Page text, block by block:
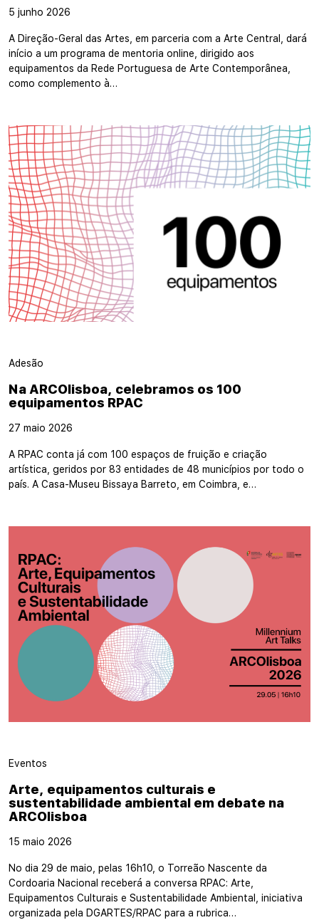
5 junho 2026
A Direção-Geral das Artes, em parceria com a Arte Central, dará
início a um programa de mentoria online, dirigido aos
equipamentos da Rede Portuguesa de Arte Contemporânea,
como complemento à…
Adesão
Na ARCOlisboa, celebramos os 100
equipamentos RPAC
27 maio 2026
A RPAC conta já com 100 espaços de fruição e criação
artística, geridos por 83 entidades de 48 municípios por todo o
país. A Casa-Museu Bissaya Barreto, em Coimbra, e…
Eventos
Arte, equipamentos culturais e
sustentabilidade ambiental em debate na
ARCOlisboa
15 maio 2026
No dia 29 de maio, pelas 16h10, o Torreão Nascente da
Cordoaria Nacional receberá a conversa RPAC: Arte,
Equipamentos Culturais e Sustentabilidade Ambiental, iniciativa
organizada pela DGARTES/RPAC para a rubrica…